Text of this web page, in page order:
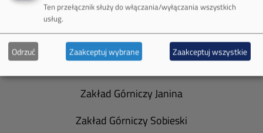
Władze spółki
Spółka Południowy Koncern Węglowy
Zakład Górniczy Brzeszcze
Zakład Górniczy Janina
Zakład Górniczy Sobieski
Ten przełącznik służy do włączania/wyłączania wszystkich
usług.
Odrzuć Zaakceptuj wybrane Zaakceptuj wszystkie